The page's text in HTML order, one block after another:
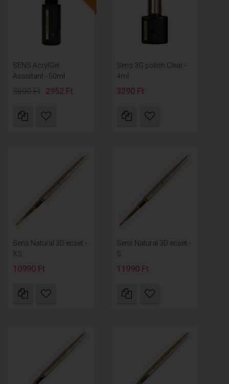
SENS AcrylGel
Assistant - 50ml
3690 Ft 2952 Ft
Sens 3G polish Clear -
4ml
3290 Ft
Sens Natural 3D ecset -
XS
10990 Ft
Sens Natural 3D ecset -
S
11990 Ft